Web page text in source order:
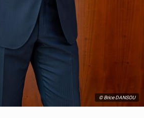
© Brice DANSOU